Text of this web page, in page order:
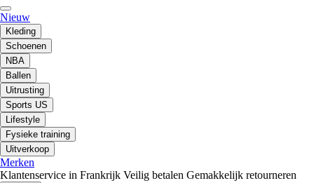
Nieuw
Kleding
Schoenen
NBA
Ballen
Uitrusting
Sports US
Lifestyle
Fysieke training
Uitverkoop
Merken
Klantenservice in Frankrijk Veilig betalen Gemakkelijk retourneren